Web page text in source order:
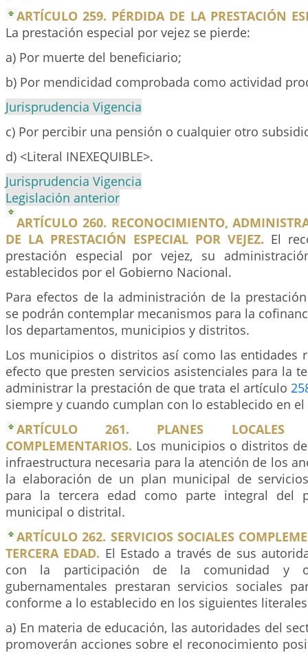
ARTÍCULO 259. PÉRDIDA DE LA PRESTACIÓN
La prestación especial por vejez se pierde:
a) Por muerte del beneficiario;
b) Por mendicidad comprobada como actividad
Jurisprudencia Vigencia
c) Por percibir una pensión o cualquier otro
d) <Literal INEXEQUIBLE>.
Jurisprudencia Vigencia
Legislación anterior
ARTÍCULO 260. RECONOCIMIENTO,
DE LA PRESTACIÓN ESPECIAL POR VEJEZ. El
prestación especial por vejez, su
establecidos por el Gobierno Nacional.
Para efectos de la administración de la
se podrán contemplar mecanismos para la
los departamentos, municipios y distritos.
Los municipios o distritos así como las entidades
efecto que presten servicios asistenciales para la
administrar la prestación de que trata el artículo
siempre y cuando cumplan con lo establecido en
ARTÍCULO 261. PLANES LOCALES
COMPLEMENTARIOS. Los municipios o distritos
infraestructura necesaria para la atención de los
la elaboración de un plan municipal de
para la tercera edad como parte integral del
municipal o distrital.
ARTÍCULO 262. SERVICIOS SOCIALES
TERCERA EDAD. El Estado a través de sus
con la participación de la comunidad y
gubernamentales prestaran servicios sociales
conforme a lo establecido en los siguientes
a) En materia de educación, las autoridades del
promoverán acciones sobre el reconocimiento